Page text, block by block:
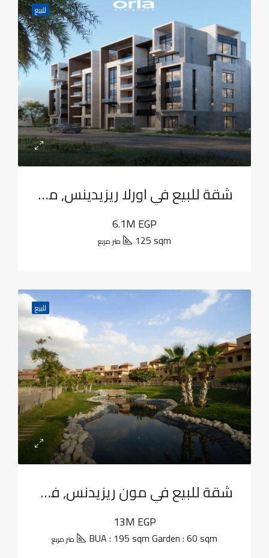
للبيع
شقة للبيع في اورلا ريزيدينس, مدينة القاهرة الجديدة
6.1M EGP
125 sqm متر مربع
للبيع
شقة للبيع في مون ريزيدنس, فيفث سكوير
13M EGP
BUA : 195 sqm Garden : 60 sqm متر مربع